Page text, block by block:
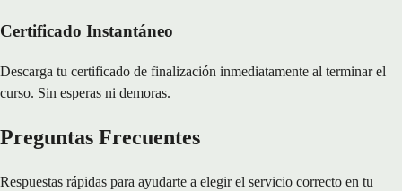
Certificado Instantáneo
Descarga tu certificado de finalización inmediatamente al terminar el
curso. Sin esperas ni demoras.
Preguntas Frecuentes
Respuestas rápidas para ayudarte a elegir el servicio correcto en tu